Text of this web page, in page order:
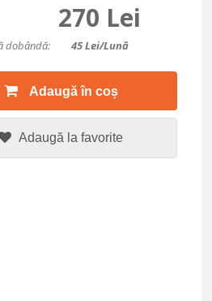
270 Lei
dobândă: 45Lei/lună
Adaugă în coș
Adaugă la favorite